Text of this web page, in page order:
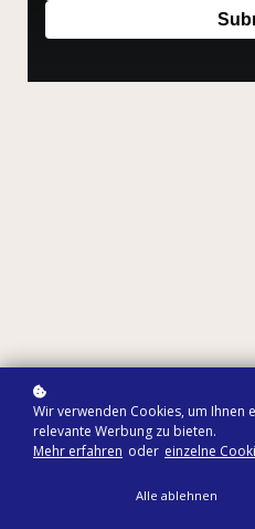
Wir verwenden Cookies, um Ihnen
relevante Werbung zu bieten.
Mehr erfahren oder einzelne
Alle ablehnen